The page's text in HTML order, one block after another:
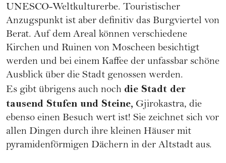
UNESCO-Weltkulturerbe. Touristischer
Anzugspunkt ist aber definitiv das Burgviertel von
Berat. Auf dem Areal können verschiedene
Kirchen und Ruinen von Moscheen besichtigt
werden und bei einem Kaffee der unfassbar schöne
Ausblick über die Stadt genossen werden.
Es gibt übrigens auch noch die Stadt der
tausend Stufen und Steine, Gjirokastra, die
ebenso einen Besuch wert ist! Sie zeichnet sich vor
allen Dingen durch ihre kleinen Häuser mit
pyramidenförmigen Dächern in der Altstadt aus.